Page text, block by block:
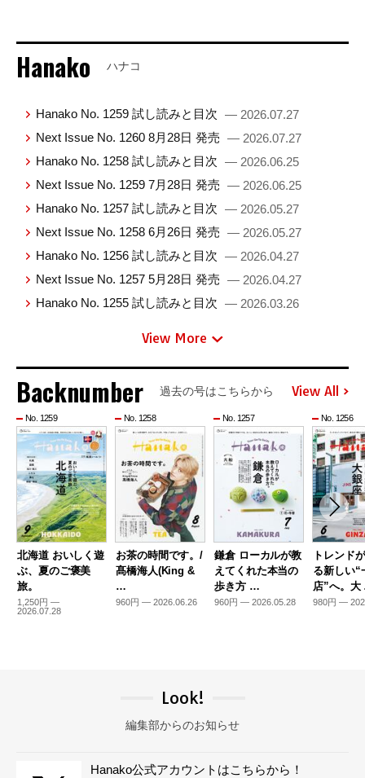
Hanako ハナコ
Hanako No. 1259 試し読みと目次 — 2026.07.27
Next Issue No. 1260 8月28日 発売 — 2026.07.27
Hanako No. 1258 試し読みと目次 — 2026.06.25
Next Issue No. 1259 7月28日 発売 — 2026.06.25
Hanako No. 1257 試し読みと目次 — 2026.05.27
Next Issue No. 1258 6月26日 発売 — 2026.05.27
Hanako No. 1256 試し読みと目次 — 2026.04.27
Next Issue No. 1257 5月28日 発売 — 2026.04.27
Hanako No. 1255 試し読みと目次 — 2026.03.26
View More
Backnumber 過去の号はこちらから View All
No. 1259
北海道 おいしく遊
ぶ、夏のご褒美
旅。
1,250円 —
2026.07.28
No. 1258
お茶の時間です。/
髙橋海人(King &
…
960円 — 2026.06.26
No. 1257
鎌倉 ローカルが教
えてくれた本当の
歩き方 …
960円 — 2026.05.28
No. 1256
トレンド
る新しい“
店”へ。
980円 —
Look!
編集部からのお知らせ
Hanako公式アカウントはこちらから！